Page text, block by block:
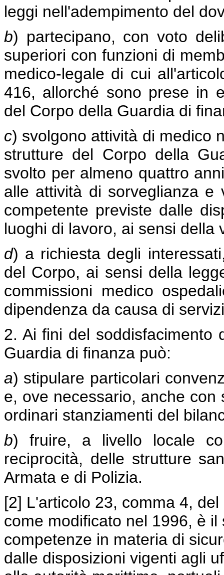
leggi nell'adempimento del
b) partecipano, con voto
superiori con funzioni di
medico-legale di cui
416, allorché sono prese in
del Corpo della Guardia di
c) svolgono attività di medico
strutture del Corpo della
svolto per almeno quattro
alle attività di sorveglianza e
competente previste dalle
luoghi di lavoro, ai sensi della
d) a richiesta degli
del Corpo, ai sensi della
commissioni medico
dipendenza da causa di
2. Ai fini del soddisfacimento
Guardia di finanza può:
a) stipulare particolari
e, ove necessario, anche
ordinari stanziamenti del
b) fruire, a livello locale
reciprocità, delle strutture
Armata e di Polizia.
[2] L'articolo 23, comma 4,
come modificato nel 1996, è
competenze in materia di
dalle disposizioni vigenti agli